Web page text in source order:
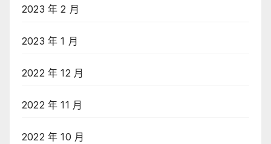
2023 年 2 月
2023 年 1 月
2022 年 12 月
2022 年 11 月
2022 年 10 月